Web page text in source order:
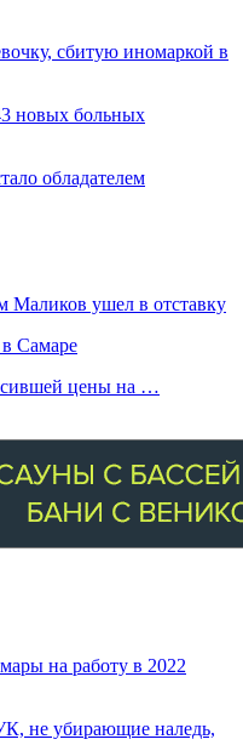
сбитую иномаркой в
новых больных
обладателем
Маликов ушел в отставку
Самаре
цены на …
на работу в 2022
не убирающие наледь,